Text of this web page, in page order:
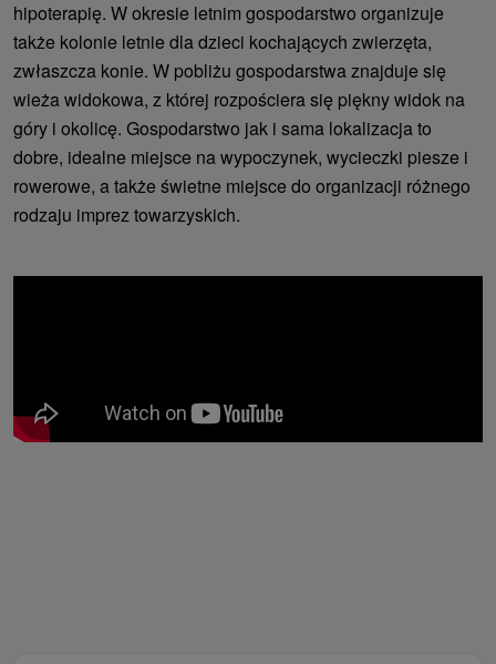
hipoterapię. W okresie letnim gospodarstwo organizuje
także kolonie letnie dla dzieci kochających zwierzęta,
zwłaszcza konie. W pobliżu gospodarstwa znajduje się
wieża widokowa, z której rozpościera się piękny widok na
góry i okolicę. Gospodarstwo jak i sama lokalizacja to
dobre, idealne miejsce na wypoczynek, wycieczki piesze i
rowerowe, a także świetne miejsce do organizacji różnego
rodzaju imprez towarzyskich.